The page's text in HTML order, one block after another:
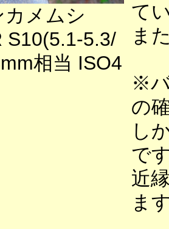
メムシ
S10(5.1-5.3/
相当 ISO4
て
ま
※
の
し
で
近
ま